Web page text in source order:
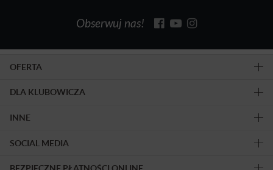
Obserwuj nas!
OFERTA
DLA KLUBOWICZA
INNE
SOCIAL MEDIA
BEZPIECZNE PŁATNOŚCI ONLINE